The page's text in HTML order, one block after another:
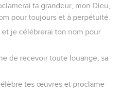
ta grandeur, mon Dieu,
pour toujours et à perpétuité.
je célébrerai ton nom pour
de recevoir toute louange, sa
tes œuvres et proclame